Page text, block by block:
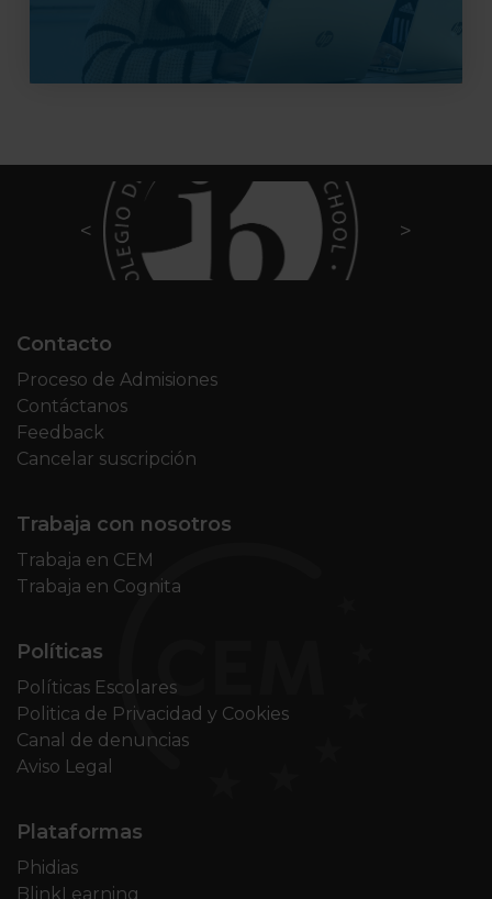
Contacto
Proceso de Admisiones
Contáctanos
Feedback
Cancelar suscripción
Trabaja con nosotros
Trabaja en CEM
Trabaja en Cognita
Políticas
Políticas Escolares
Politica de Privacidad y Cookies
Canal de denuncias
Aviso Legal
Plataformas
Phidias
BlinkLearning